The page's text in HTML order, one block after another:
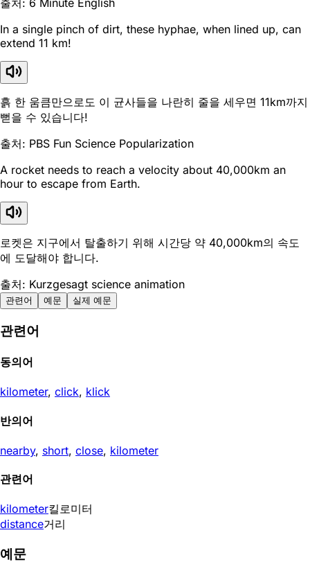
출처: 6 Minute English
In a single pinch of dirt, these hyphae, when lined up, can
extend 11 km!
흙 한 움큼만으로도 이 균사들을 나란히 줄을 세우면 11km까지
뻗을 수 있습니다!
출처: PBS Fun Science Popularization
A rocket needs to reach a velocity about 40,000km an
hour to escape from Earth.
로켓은 지구에서 탈출하기 위해 시간당 약 40,000km의 속도
에 도달해야 합니다.
출처: Kurzgesagt science animation
관련어 예문 실제 예문
관련어
동의어
kilometer, click, klick
반의어
nearby, short, close, kilometer
관련어
kilometer킬로미터
distance거리
예문